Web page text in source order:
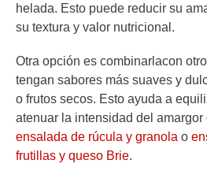
helada. Esto puede reducir su
su textura y valor nutricional.
Otra opción es combinarlacon
tengan sabores más suaves y
o frutos secos. Esto ayuda a
atenuar la intensidad del
ensalada de rúcula y granola o
frutillas y queso Brie.